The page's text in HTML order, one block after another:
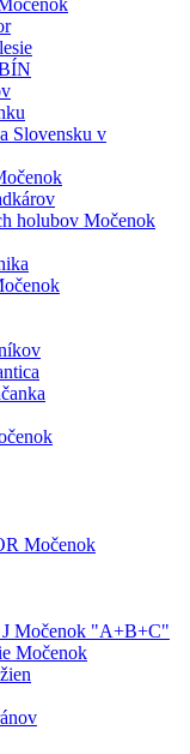
Slovensku v
holubov Močenok
Močenok
J Močenok "A+B+C"
Močenok